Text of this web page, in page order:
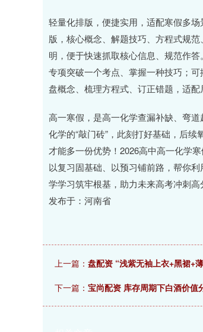
轻量化排版，便捷实用，适配寒假多
版，核心概念、解题技巧、方程式规
明，便于快速抓取核心信息、规范作
专项突破一个考点、掌握一种技巧；
盘概念、梳理方程式、订正错题，适
高一寒假，是高一化学查漏补缺、弯
化学的“敲门砖”，此刻打好基础，后
才能多一份优势！2026高中高一化学
以复习固基础、以预习铺前路，帮你
学学习筑牢根基，助力未来高考冲刺高
发布于：河南省
上一篇： 盘配资 “浅紫无袖上衣+黑裙+
下一篇： 宝尚配资 库存周期下白酒价值